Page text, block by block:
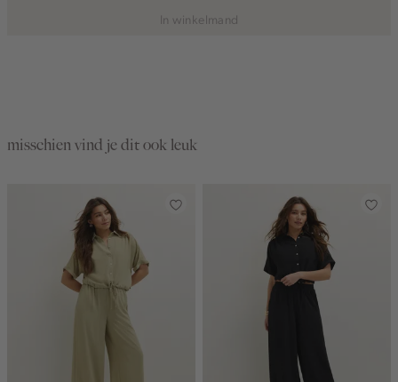
In winkelmand
misschien vind je dit ook leuk